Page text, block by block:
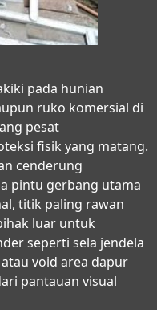
pada hunian
ruko komersial di
pesat
fisik yang matang.
cenderung
pintu gerbang utama
titik paling rawan
luar untuk
seperti sela jendela
void area dapur
pantauan visual